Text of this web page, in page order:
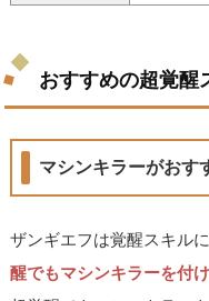
おすすめの超覚醒
マシンキラーがおす
ザンギエフは覚醒スキル
醒でもマシンキラーを付